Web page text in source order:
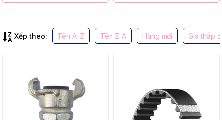
Xếp theo: Tên A-Z Tên Z-A Hàng mới Giá thấp